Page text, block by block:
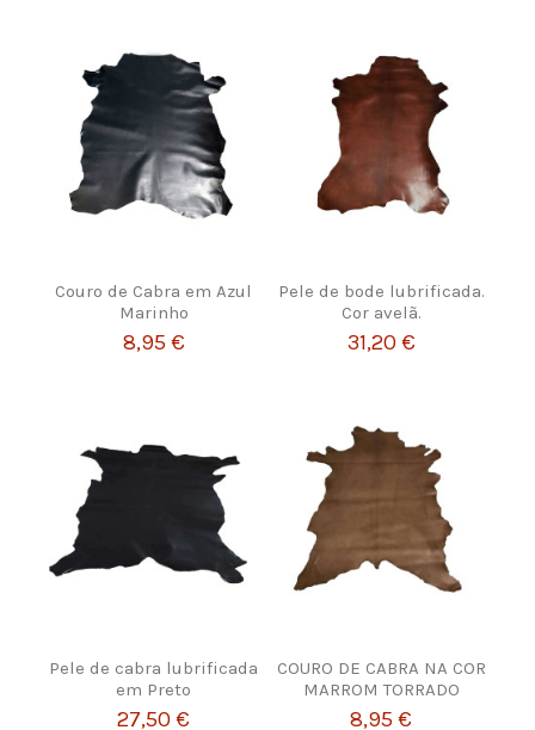
Couro de Cabra em Azul
Marinho
8,95 €
Pele de bode lubrificada.
Cor avelã.
31,20 €
Pele de cabra lubrificada
em Preto
27,50 €
COURO DE CABRA NA COR
MARROM TORRADO
8,95 €